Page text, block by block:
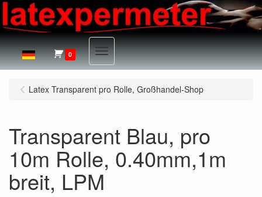
0 Menu
Latex Transparent pro Rolle, Großhandel-Shop
Transparent Blau, pro
10m Rolle, 0.40mm,1m
breit, LPM